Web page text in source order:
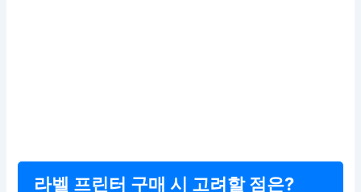
라벨 프린터 구매 시 고려할 점은?